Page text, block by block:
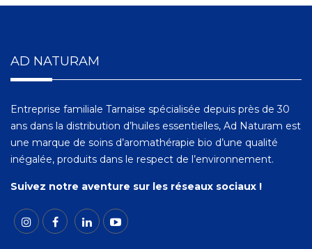
AD NATURAM
Entreprise familiale Tarnaise spécialisée depuis près de 30
ans dans la distribution d’huiles essentielles, Ad Naturam est
une marque de soins d’aromathérapie bio d’une qualité
inégalée, produits dans le respect de l’environnement.
Suivez notre aventure sur les réseaux sociaux !